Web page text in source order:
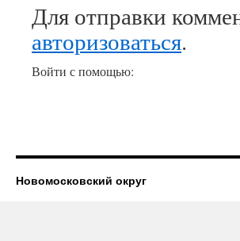
Для отправки
авторизоваться.
Войти с помощью:
Новомосковский округ